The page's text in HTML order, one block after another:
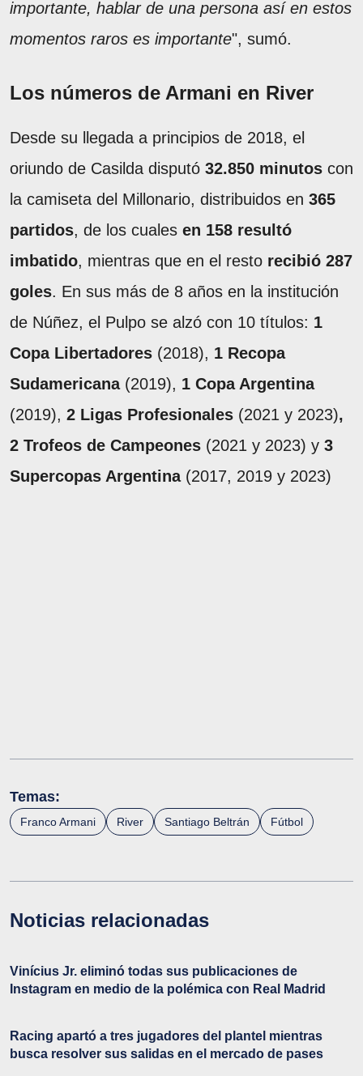
importante, hablar de una persona así en estos
momentos raros es importante", sumó.
Los números de Armani en River
Desde su llegada a principios de 2018, el
oriundo de Casilda disputó 32.850 minutos con
la camiseta del Millonario, distribuidos en 365
partidos, de los cuales en 158 resultó
imbatido, mientras que en el resto recibió 287
goles. En sus más de 8 años en la institución
de Núñez, el Pulpo se alzó con 10 títulos: 1
Copa Libertadores (2018), 1 Recopa
Sudamericana (2019), 1 Copa Argentina
(2019), 2 Ligas Profesionales (2021 y 2023),
2 Trofeos de Campeones (2021 y 2023) y 3
Supercopas Argentina(2017, 2019 y 2023)
Temas:
Franco Armani River Santiago Beltrán Fútbol
Noticias relacionadas
Vinícius Jr. eliminó todas sus publicaciones de
Instagram en medio de la polémica con Real Madrid
Racing apartó a tres jugadores del plantel mientras
busca resolver sus salidas en el mercado de pases